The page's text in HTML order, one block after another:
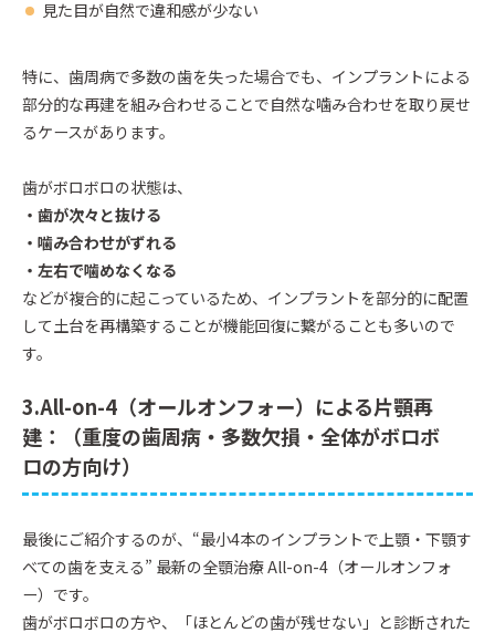
見た目が自然で違和感が少ない
特に、歯周病で多数の歯を失った場合でも、インプラントによる
部分的な再建を組み合わせることで自然な噛み合わせを取り戻せ
るケースがあります。
歯がボロボロの状態は、
・歯が次々と抜ける
・噛み合わせがずれる
・左右で噛めなくなる
などが複合的に起こっているため、インプラントを部分的に配置
して土台を再構築することが機能回復に繋がることも多いので
す。
3.All-on-4（オールオンフォー）による片顎再
建：（重度の歯周病・多数欠損・全体がボロボ
ロの方向け）
最後にご紹介するのが、“最小4本のインプラントで上顎・下顎す
べての歯を支える” 最新の全顎治療 All-on-4（オールオンフォ
ー）です。
歯がボロボロの方や、「ほとんどの歯が残せない」と診断された